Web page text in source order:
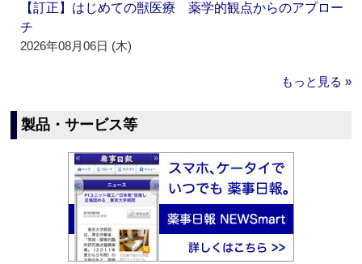
【訂正】はじめての獣医療 薬学的観点からのアプロー
チ
2026年08月06日 (木)
もっと見る »
製品・サービス等